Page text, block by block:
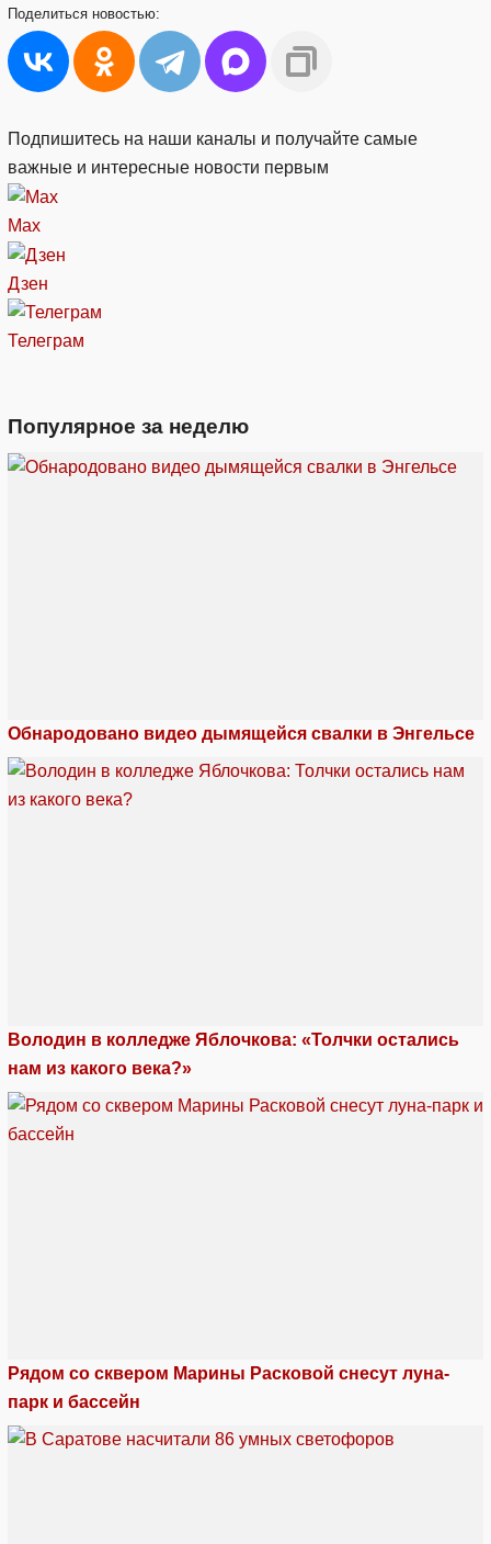
Поделиться новостью:
Подпишитесь на наши каналы и получайте самые
важные и интересные новости первым
Max
Дзен
Телеграм
Популярное за неделю
Обнародовано видео дымящейся свалки в Энгельсе
Володин в колледже Яблочкова: «Толчки остались
нам из какого века?»
Рядом со сквером Марины Расковой снесут луна-
парк и бассейн